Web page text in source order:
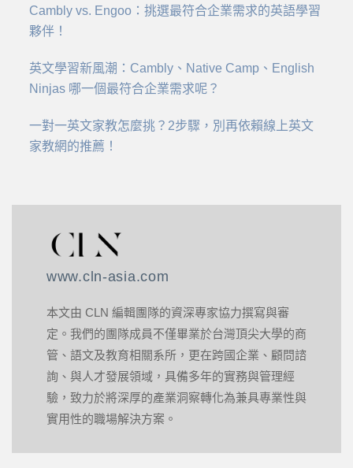
Cambly vs. Engoo：挑選最符合企業需求的英語學習
夥伴！
英文學習新風潮：Cambly、Native Camp、English
Ninjas 哪一個最符合企業需求呢？
一對一英文家教怎麼挑？2步驟，別再依賴線上英文
家教網的推薦！
www.cln-asia.com
本文由 CLN 編輯團隊的資深專家協力撰寫與審
定。我們的團隊成員不僅畢業於台灣頂尖大學的商
管、語文及教育相關系所，更在跨國企業、顧問諮
詢、與人才發展領域，具備多年的實務與管理經
驗，致力於將深厚的產業洞察轉化為兼具專業性與
實用性的職場解決方案。